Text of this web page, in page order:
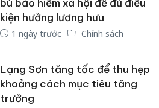
bù bảo hiểm xã hội để đủ điều
kiện hưởng lương hưu
1 ngày trước Chính sách
Lạng Sơn tăng tốc để thu hẹp
khoảng cách mục tiêu tăng
trưởng